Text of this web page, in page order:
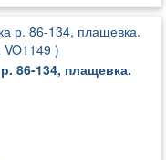
86-134, плащевка.